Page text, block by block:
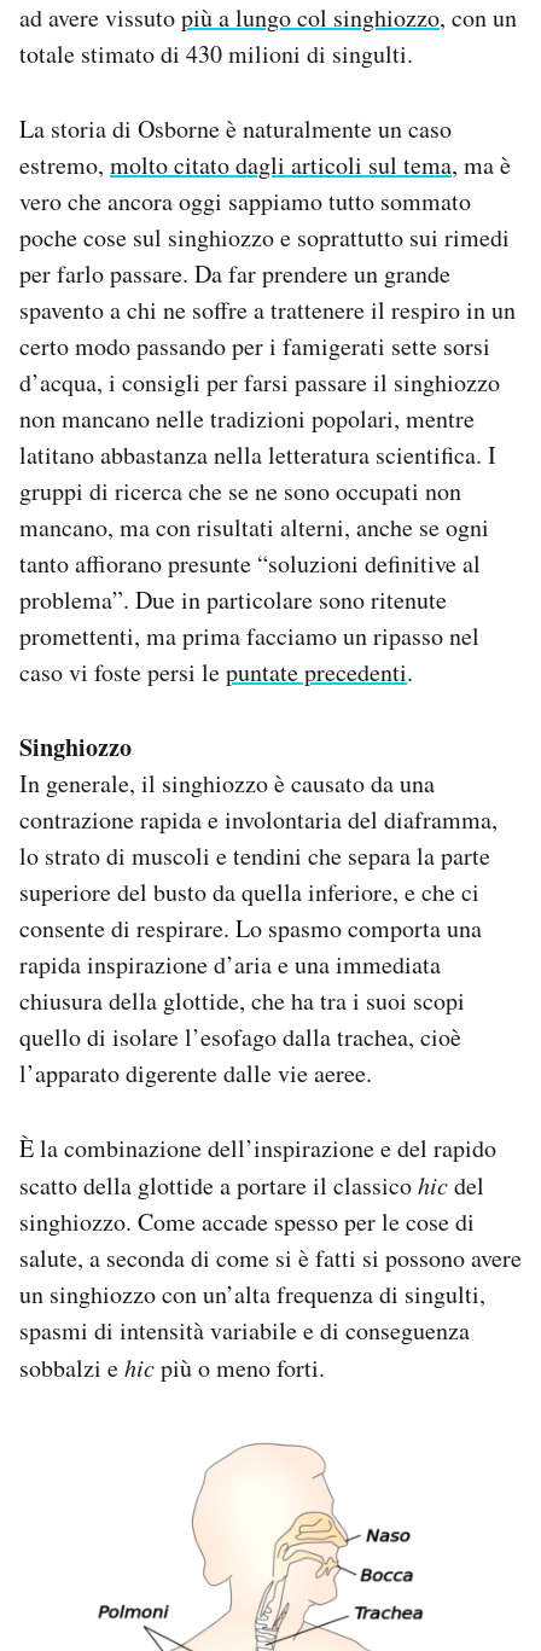
ad avere vissutopiù a lungo col singhiozzo, con un
totale stimato di 430 milioni di singulti.
La storia di Osborne è naturalmente un caso
estremo, molto citato dagli articoli sul tema, ma è
vero che ancora oggi sappiamo tutto sommato
poche cose sul singhiozzo e soprattutto sui rimedi
per farlo passare. Da far prendere un grande
spavento a chi ne soffre a trattenere il respiro in un
certo modo passando per i famigerati sette sorsi
d’acqua, i consigli per farsi passare il singhiozzo
non mancano nelle tradizioni popolari, mentre
latitano abbastanza nella letteratura scientifica. I
gruppi di ricerca che se ne sono occupati non
mancano, ma con risultati alterni, anche se ogni
tanto affiorano presunte “soluzioni definitive al
problema”. Due in particolare sono ritenute
promettenti, ma prima facciamo un ripasso nel
caso vi foste persi lepuntate precedenti.
Singhiozzo
In generale, il singhiozzo è causato da una
contrazione rapida e involontaria del diaframma,
lo strato di muscoli e tendini che separa la parte
superiore del busto da quella inferiore, e che ci
consente di respirare. Lo spasmo comporta una
rapida inspirazione d’aria e una immediata
chiusura della glottide, che ha tra i suoi scopi
quello di isolare l’esofago dalla trachea, cioè
l’apparato digerente dalle vie aeree.
È la combinazione dell’inspirazione e del rapido
scatto della glottide a portare il classicohicdel
singhiozzo. Come accade spesso per le cose di
salute, a seconda di come si è fatti si possono avere
un singhiozzo con un’alta frequenza di singulti,
spasmi di intensità variabile e di conseguenza
sobbalzi ehicpiù o meno forti.